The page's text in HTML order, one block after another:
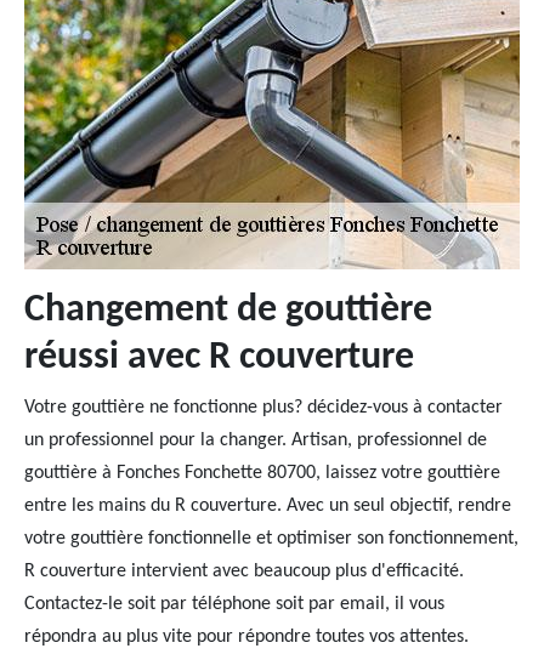
Changement de gouttière
réussi avec R couverture
Votre gouttière ne fonctionne plus? décidez-vous à contacter
un professionnel pour la changer. Artisan, professionnel de
gouttière à Fonches Fonchette 80700, laissez votre gouttière
entre les mains du R couverture. Avec un seul objectif, rendre
votre gouttière fonctionnelle et optimiser son fonctionnement,
R couverture intervient avec beaucoup plus d'efficacité.
Contactez-le soit par téléphone soit par email, il vous
répondra au plus vite pour répondre toutes vos attentes.